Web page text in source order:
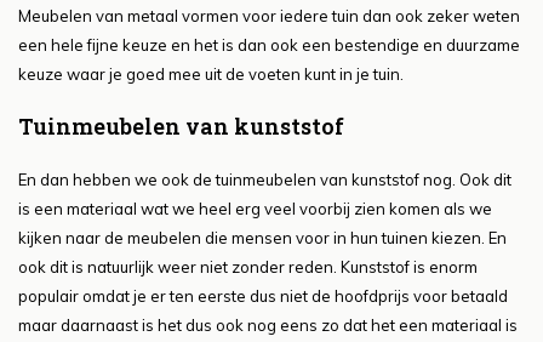
Meubelen van metaal vormen voor iedere tuin dan ook zeker weten
een hele fijne keuze en het is dan ook een bestendige en duurzame
keuze waar je goed mee uit de voeten kunt in je tuin.
Tuinmeubelen van kunststof
En dan hebben we ook de tuinmeubelen van kunststof nog. Ook dit
is een materiaal wat we heel erg veel voorbij zien komen als we
kijken naar de meubelen die mensen voor in hun tuinen kiezen. En
ook dit is natuurlijk weer niet zonder reden. Kunststof is enorm
populair omdat je er ten eerste dus niet de hoofdprijs voor betaald
maar daarnaast is het dus ook nog eens zo dat het een materiaal is